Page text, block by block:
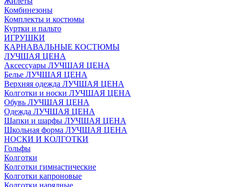
Комбинезоны
Комплекты и костюмы
Куртки и пальто
ИГРУШКИ
КАРНАВАЛЬНЫЕ КОСТЮМЫ
ЛУЧШАЯ ЦЕНА
Аксессуары ЛУЧШАЯ ЦЕНА
Белье ЛУЧШАЯ ЦЕНА
Верхняя одежда ЛУЧШАЯ ЦЕНА
Колготки и носки ЛУЧШАЯ ЦЕНА
Обувь ЛУЧШАЯ ЦЕНА
Одежда ЛУЧШАЯ ЦЕНА
Шапки и шарфы ЛУЧШАЯ ЦЕНА
Школьная форма ЛУЧШАЯ ЦЕНА
НОСКИ И КОЛГОТКИ
Гольфы
Колготки
Колготки гимнастические
Колготки капроновые
Колготки нарядные